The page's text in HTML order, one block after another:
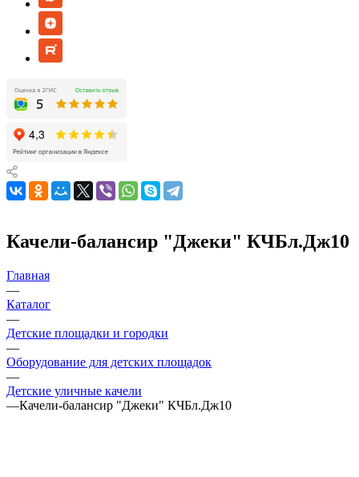
Качели-балансир "Джеки" КЧБл.Дж10
Главная
—
Каталог
—
Детские площадки и городки
—
Оборудование для детских площадок
—
Детские уличные качели
—Качели-балансир "Джеки" КЧБл.Дж10